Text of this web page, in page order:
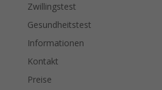
Zwillingstest
Gesundheitstest
Informationen
Kontakt
Preise